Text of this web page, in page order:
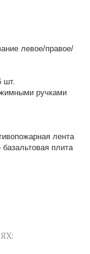
левое/правое/
шт.
ручками
лента
плита